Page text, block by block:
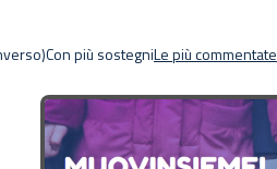
Con più sostegniLe più commentate